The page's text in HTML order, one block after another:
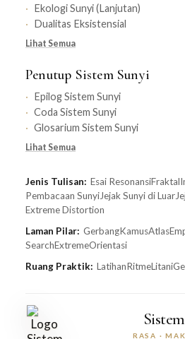
Ekologi Sunyi (Lanjutan)
Dualitas Eksistensial
Lihat Semua
Penutup Sistem Sunyi
Epilog Sistem Sunyi
Coda Sistem Sunyi
Glosarium Sistem Sunyi
Lihat Semua
Jenis Tulisan: Esai ResonansiFraktal
Pembacaan SunyiJejak Sunyi di Luar
Extreme Distortion
Laman Pilar: GerbangKamusAtlas
SearchExtremeOrientasi
Ruang Praktik: LatihanRitmeLitani
RASA ·